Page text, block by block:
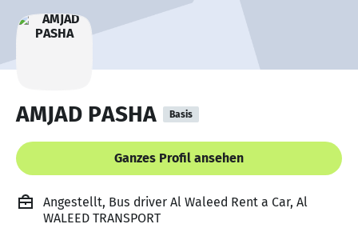
AMJAD PASHA Basis
Ganzes Profil ansehen
Angestellt, Bus driver Al Waleed Rent a Car, Al
WALEED TRANSPORT